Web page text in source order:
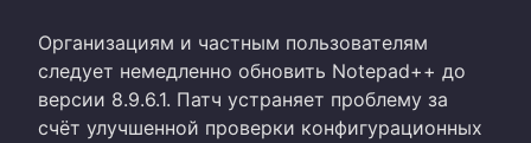
Организациям и частным пользователям
следует немедленно обновить Notepad++ до
версии 8.9.6.1. Патч устраняет проблему за
счёт улучшенной проверки конфигурационных